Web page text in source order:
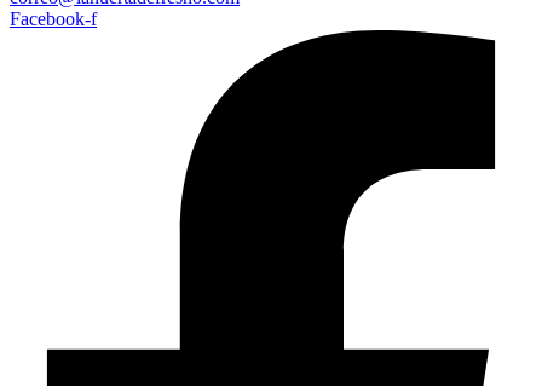
Facebook-f